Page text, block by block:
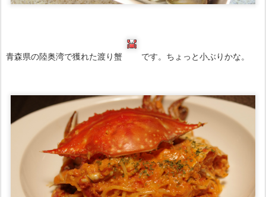
青森県の陸奥湾で獲れた渡り蟹 です。ちょっと小ぶりかな。